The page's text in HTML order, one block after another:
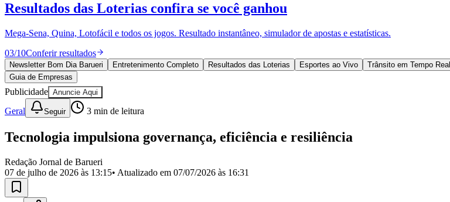
Anuncie no Portal
Cadastrar Empresa
Divulgar Vagas Novo
Publicidade Legal
Política
Eleições
Esportes
Saúde
Segurança
Cultura
Obras
Educação
Bairros de Barueri
Selecione sua região
Resultados das Loterias confira se você ganhou
Mega-Sena, Quina, Lotofácil e todos os jogos. Resultado instantâneo, simulador de apostas e estatísticas.
03/10Conferir resultados
Newsletter Bom Dia Barueri Entretenimento Completo Resultados das Loterias Esportes ao Vivo Trânsito em Tempo Real
Guia de Empresas
Publicidade Anuncie Aqui
Geral Seguir 3 min de leitura
Tecnologia impulsiona governança, eficiência e resiliência
Redação Jornal de Barueri
07 de julho de 2026 às 13:15• Atualizado em 07/07/2026 às 16:31